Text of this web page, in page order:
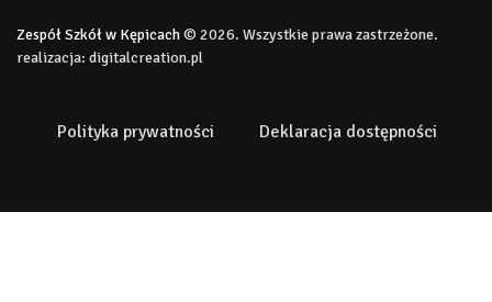
Zespół Szkół w Kępicach© 2026. Wszystkie prawa zastrzeżone.
realizacja: digitalcreation.pl
Polityka prywatności Deklaracja dostępności